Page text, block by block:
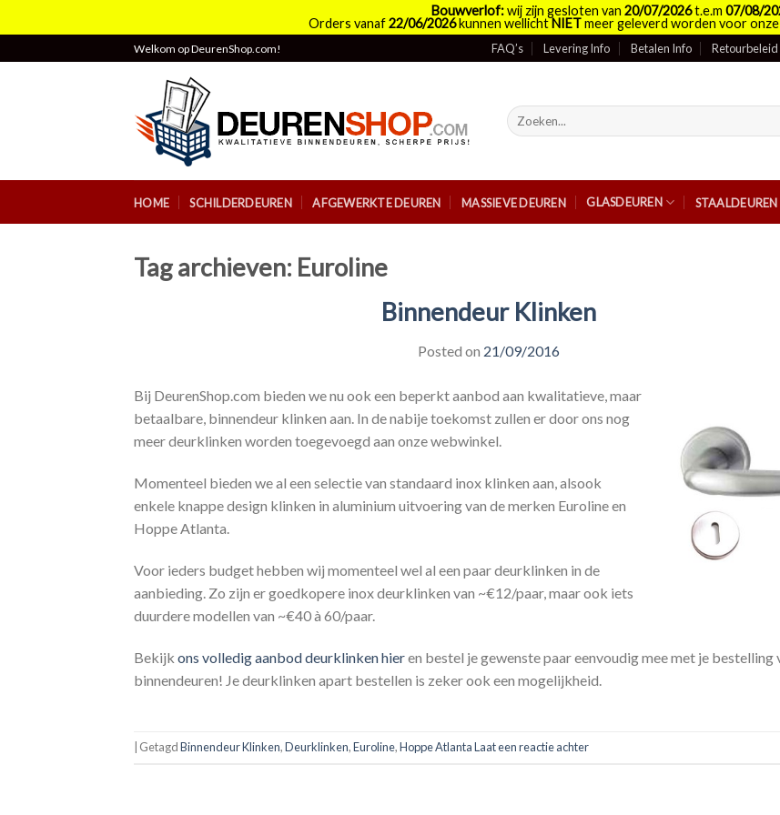
Bouwverlof:wij zijn gesloten van 20/07/2026t.e.m 07/08/
Orders vanaf22/06/2026kunnen wellichtNIETmeer geleverd worden voor
to
Welkom op DeurenShop.com! FAQ’s Levering Info Betalen Info Retourbeleid
Zoeken
naar:
HOME SCHILDERDEUREN AFGEWERKTE DEUREN MASSIEVE DEUREN GLASDEUREN STAALDEUREN
Tag archieven: Euroline
Binnendeur Klinken
Posted on 21/09/2016
Bij DeurenShop.com bieden we nu ook een beperkt aanbod aan kwalitatieve, maar
betaalbare, binnendeur klinken aan. In de nabije toekomst zullen er door ons nog
meer deurklinken worden toegevoegd aan onze webwinkel.
Momenteel bieden we al een selectie van standaard inox klinken aan, alsook
enkele knappe design klinken in aluminium uitvoering van de merken Euroline en
Hoppe Atlanta.
Voor ieders budget hebben wij momenteel wel al een paar deurklinken in de
aanbieding. Zo zijn er goedkopere inox deurklinken van ~€12/paar, maar ook iets
duurdere modellen van ~€40 à 60/paar.
Bekijk ons volledig aanbod deurklinken hieren bestel je gewenste paar eenvoudig mee met je bestelling
binnendeuren! Je deurklinken apart bestellen is zeker ook een mogelijkheid.
Getagd Binnendeur Klinken, Deurklinken, Euroline, Hoppe Atlanta Laat een reactie achter